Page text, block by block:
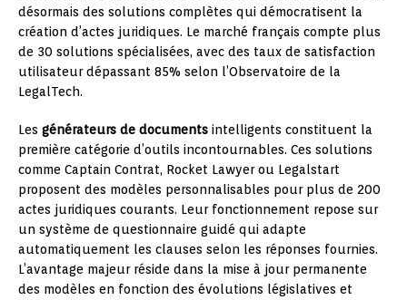
désormais des solutions complètes qui démocratisent la
création d’actes juridiques. Le marché français compte plus
de 30 solutions spécialisées, avec des taux de satisfaction
utilisateur dépassant 85% selon l’Observatoire de la
LegalTech.
Les générateurs de documents intelligents constituent la
première catégorie d’outils incontournables. Ces solutions
comme Captain Contrat, Rocket Lawyer ou Legalstart
proposent des modèles personnalisables pour plus de 200
actes juridiques courants. Leur fonctionnement repose sur
un système de questionnaire guidé qui adapte
automatiquement les clauses selon les réponses fournies.
L’avantage majeur réside dans la mise à jour permanente
des modèles en fonction des évolutions législatives et